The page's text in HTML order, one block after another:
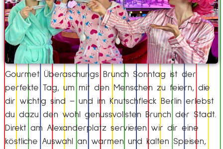
Gourmet Überaschungs Brunch Sonntag ist der
perfekte Tag, um mit den Menschen zu feiern, die
dir wichtig sind – und im Knutschfleck Berlin erlebst
du dazu den wohl genussvollsten Brunch der Stadt.
Direkt am Alexanderplatz servieren wir dir eine
köstliche Auswahl an warmen und kalten Speisen,